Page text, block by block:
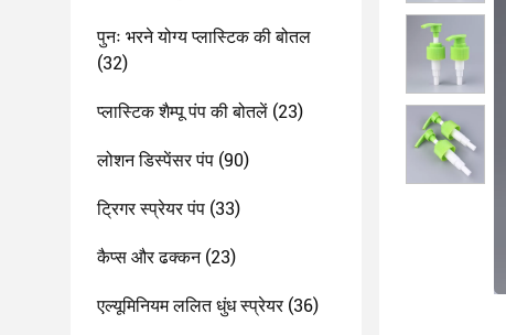
पुनः भरने योग्य प्लास्टिक की बोतल
(32)
प्लास्टिक शैम्पू पंप की बोतलें (23)
लोशन डिस्पेंसर पंप (90)
ट्रिगर स्प्रेयर पंप (33)
कैप्स और ढक्कन(23)
एल्यूमिनियम ललित धुंध स्प्रेयर(36)